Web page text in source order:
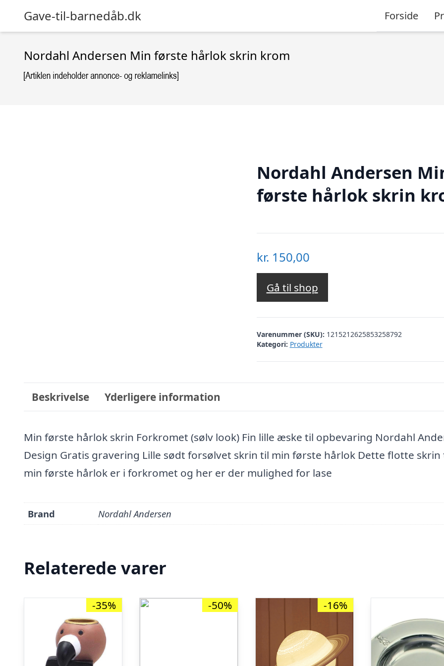
Gave-til-barnedåb.dk Forside
Nordahl Andersen Min første hårlok skrin krom
Nordahl Andersen
første hårlok skrin
kr. 150,00
Gå til shop
Varenummer (SKU): 1215212625853258792
Kategori: Produkter
Beskrivelse Yderligere information
Min første hårlok skrin Forkromet (sølv look) Fin lille æske til opbevaring Nordahl
Design Gratis gravering Lille sødt forsølvet skrin til min første hårlok Dette flotte skrin
min første hårlok er i forkromet og her er der mulighed for lase
Brand Nordahl Andersen
Relaterede varer
-35% -50% -16%